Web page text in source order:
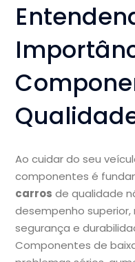
Ao cuidar do seu
componentes é
carros de qualidade
desempenho
segurança e
Componentes de